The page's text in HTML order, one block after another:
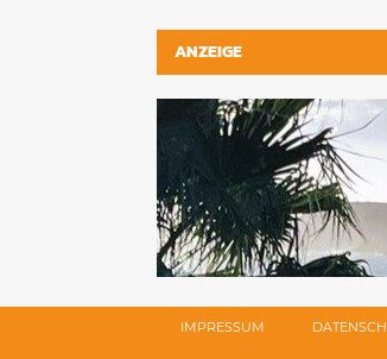
ANZEIGE
IMPRESSUM